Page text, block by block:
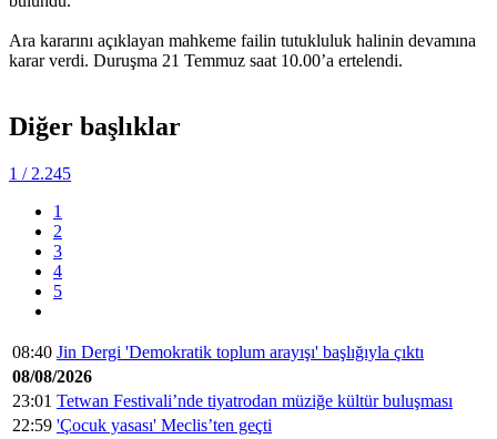
Ara kararını açıklayan mahkeme failin tutukluluk halinin devamına
karar verdi. Duruşma 21 Temmuz saat 10.00’a ertelendi.
Diğer başlıklar
1 / 2.245
1
2
3
4
5
08:40 Jin Dergi 'Demokratik toplum arayışı' başlığıyla çıktı
08/08/2026
23:01 Tetwan Festivali’nde tiyatrodan müziğe kültür buluşması
22:59 'Çocuk yasası' Meclis’ten geçti